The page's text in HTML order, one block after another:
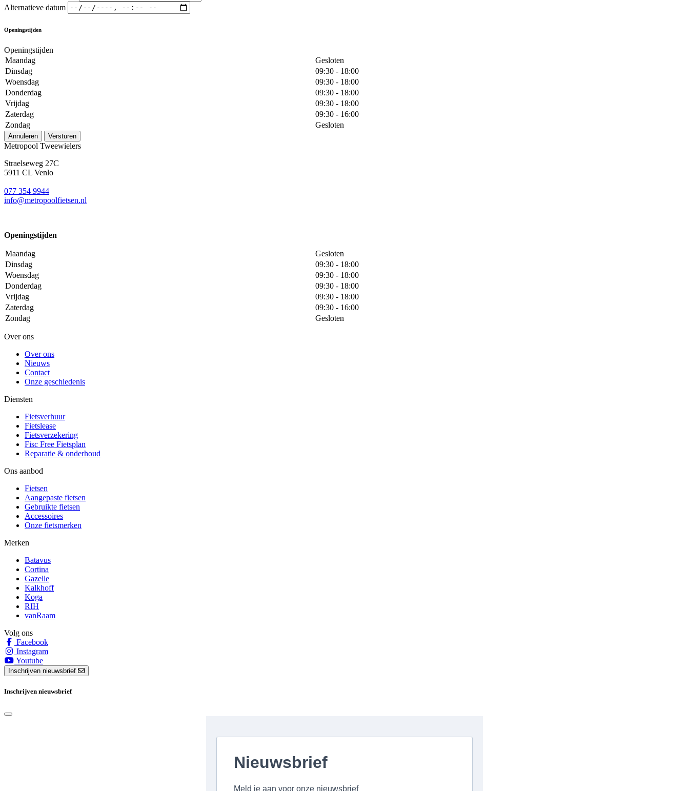
Alternatieve datum
Openingstijden
Openingstijden
Maandag
Gesloten
Dinsdag
09:30 - 18:00
Woensdag
09:30 - 18:00
Donderdag
09:30 - 18:00
Vrijdag
09:30 - 18:00
Zaterdag
09:30 - 16:00
Zondag
Gesloten
Annuleren Versturen
Metropool Tweewielers
Straelseweg 27C
5911 CL Venlo
077 354 9944
info@metropoolfietsen.nl
Openingstijden
Maandag
Gesloten
Dinsdag
09:30 - 18:00
Woensdag
09:30 - 18:00
Donderdag
09:30 - 18:00
Vrijdag
09:30 - 18:00
Zaterdag
09:30 - 16:00
Zondag
Gesloten
Over ons
Over ons
Nieuws
Contact
Onze geschiedenis
Diensten
Fietsverhuur
Fietslease
Fietsverzekering
Fisc Free Fietsplan
Reparatie & onderhoud
Ons aanbod
Fietsen
Aangepaste fietsen
Gebruikte fietsen
Accessoires
Onze fietsmerken
Merken
Batavus
Cortina
Gazelle
Kalkhoff
Koga
RIH
vanRaam
Volg ons
Facebook
Instagram
Youtube
Inschrijven nieuwsbrief
Inschrijven nieuwsbrief